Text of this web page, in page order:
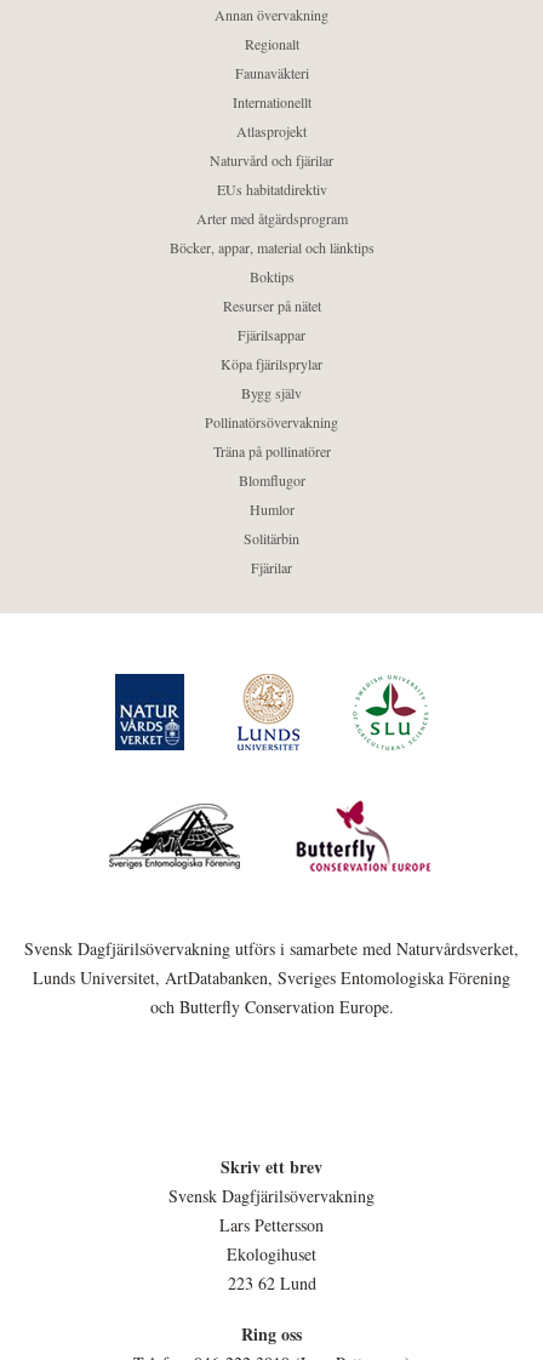
Annan övervakning
Regionalt
Faunaväkteri
Internationellt
Atlasprojekt
Naturvård och fjärilar
EUs habitatdirektiv
Arter med åtgärdsprogram
Böcker, appar, material och länktips
Boktips
Resurser på nätet
Fjärilsappar
Köpa fjärilsprylar
Bygg själv
Pollinatörsövervakning
Träna på pollinatörer
Blomflugor
Humlor
Solitärbin
Fjärilar
Svensk Dagfjärilsövervakning utförs i samarbete med Naturvårdsverket,
Lunds Universitet, ArtDatabanken, Sveriges Entomologiska Förening
och Butterfly Conservation Europe.
Skriv ett brev
Svensk Dagfjärilsövervakning
Lars Pettersson
Ekologihuset
223 62 Lund
Ring oss